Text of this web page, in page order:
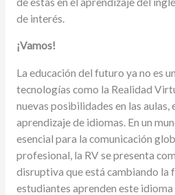
de interés.
¡Vamos!
La educación del futuro ya no es
tecnologías como la Realidad
nuevas posibilidades en las aulas,
aprendizaje de idiomas. En un
esencial para la comunicación
profesional, la RV se presenta
disruptiva que está cambiando la
estudiantes aprenden este idioma